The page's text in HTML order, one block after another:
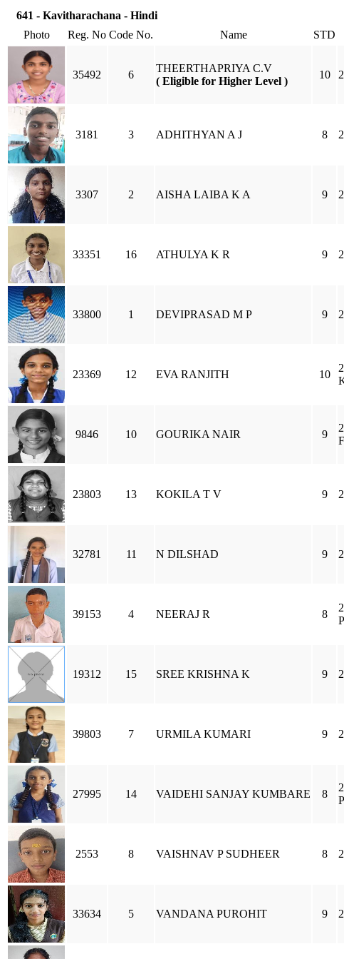
641 - Kavitharachana - Hindi
Photo
Reg. No Code No. Name STD
35492 6
THEERTHAPRIYA C.V
( Eligible for Higher Level )
10
3181 3 ADHITHYAN A J 8
3307 2 AISHA LAIBA K A 9
33351 16 ATHULYA K R 9
33800 1 DEVIPRASAD M P 9
23369 12 EVA RANJITH 10
9846 10 GOURIKA NAIR 9
23803 13 KOKILA T V 9
32781 11 N DILSHAD 9
39153 4 NEERAJ R 8
19312 15 SREE KRISHNA K 9
39803 7 URMILA KUMARI 9
27995 14 VAIDEHI SANJAY KUMBARE 8
2553 8 VAISHNAV P SUDHEER 8
33634 5 VANDANA PUROHIT 9